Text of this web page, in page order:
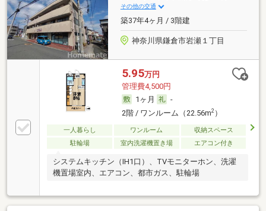
その他の交通
築37年4ヶ月 / 3階建
神奈川県鎌倉市岩瀬１丁目
5.95万円
管理費4,500円
1ヶ月
-
2階 / ワンルーム（22.56m2）
一人暮らし ワンルーム
収納スペース
駐輪場
室内洗濯機置き場 エアコン付き
システムキッチン（IH1口）、TVモニターホン、洗濯
機置場室内、エアコン、都市ガス、駐輪場